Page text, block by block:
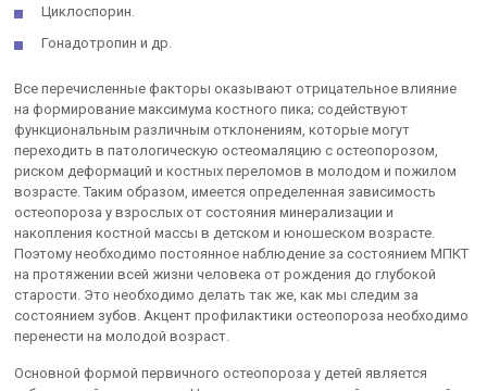
Циклоспорин.
Гонадотропин и др.
Все перечисленные факторы оказывают отрицательное влияние
на формирование максимума костного пика; содействуют
функциональным различным отклонениям, которые могут
переходить в патологическую остеомаляцию с остеопорозом,
риском деформаций и костных переломов в молодом и пожилом
возрасте. Таким образом, имеется определенная зависимость
остеопороза у взрослых от состояния минерализации и
накопления костной массы в детском и юношеском возрасте.
Поэтому необходимо постоянное наблюдение за состоянием МПКТ
на протяжении всей жизни человека от рождения до глубокой
старости. Это необходимо делать так же, как мы следим за
состоянием зубов. Акцент профилактики остеопороза необходимо
перенести на молодой возраст.
Основной формой первичного остеопороза у детей является